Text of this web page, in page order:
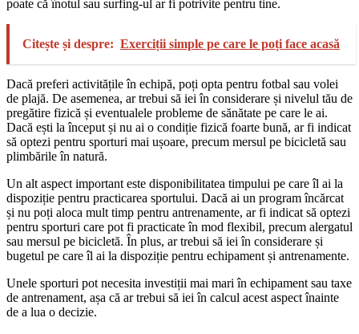
poate că înotul sau surfing-ul ar fi potrivite pentru tine.
Citește și despre: Exerciții simple pe care le poți face acasă
Dacă preferi activitățile în echipă, poți opta pentru fotbal sau volei
de plajă. De asemenea, ar trebui să iei în considerare și nivelul tău de
pregătire fizică și eventualele probleme de sănătate pe care le ai.
Dacă ești la început și nu ai o condiție fizică foarte bună, ar fi indicat
să optezi pentru sporturi mai ușoare, precum mersul pe bicicletă sau
plimbările în natură.
Un alt aspect important este disponibilitatea timpului pe care îl ai la
dispoziție pentru practicarea sportului. Dacă ai un program încărcat
și nu poți aloca mult timp pentru antrenamente, ar fi indicat să optezi
pentru sporturi care pot fi practicate în mod flexibil, precum alergatul
sau mersul pe bicicletă. În plus, ar trebui să iei în considerare și
bugetul pe care îl ai la dispoziție pentru echipament și antrenamente.
Unele sporturi pot necesita investiții mai mari în echipament sau taxe
de antrenament, așa că ar trebui să iei în calcul acest aspect înainte
de a lua o decizie.